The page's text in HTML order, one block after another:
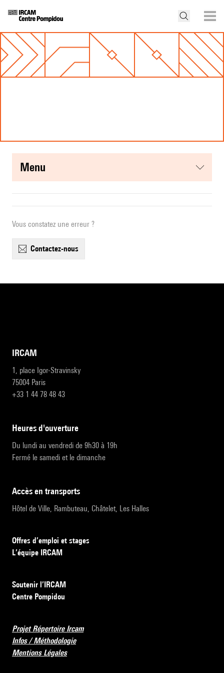
menu
Vous constatez une erreur ?
contactez-nous
IRCAM
1, place Igor-Stravinsky
75004 Paris
+33 1 44 78 48 43
heures d'ouverture
Du lundi au vendredi de 9h30 à 19h
Fermé le samedi et le dimanche
accès en transports
Hôtel de Ville, Rambuteau, Châtelet, Les Halles
Offres d’emploi et stages
L’équipe IRCAM
Soutenir l’IRCAM
Centre Pompidou
Projet Répertoire Ircam
Infos / Méthodologie
Mentions Légales